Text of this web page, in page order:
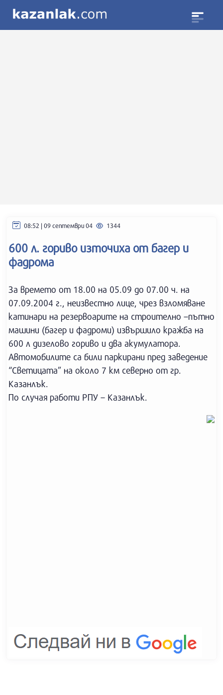
08:52 | 09 септември 04 1344
600 л. гориво източиха от багер и
фадрома
За времето от 18.00 на 05.09 до 07.00 ч. на
07.09.2004 г., неизвестно лице, чрез взломяване
катинари на резервоарите на строително –пътно
машини (багер и фадроми) извършило кражба на
600 л дизелово гориво и два акумулатора.
Автомобилите са били паркирани пред заведение
“Светицата” на около 7 км северно от гр.
Казанлък.
По случая работи РПУ – Казанлък.